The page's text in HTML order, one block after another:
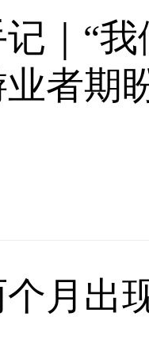
记｜“
者期
个月出